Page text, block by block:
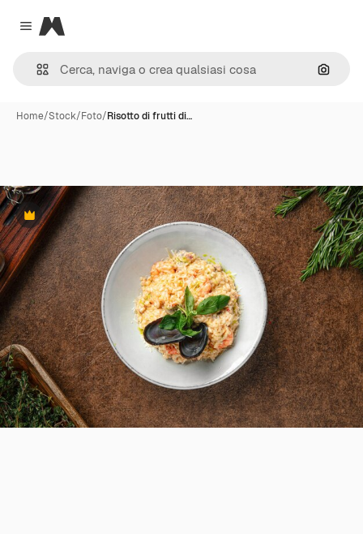
Close menu
Magnific
Cerca
Home/Stock/Foto/Risotto di frutti di…
Premium